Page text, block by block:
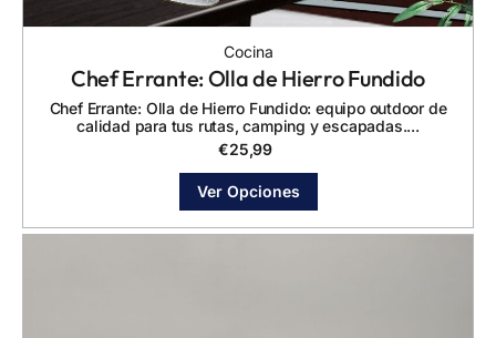
Cocina
Chef Errante: Olla de Hierro Fundido
Chef Errante: Olla de Hierro Fundido: equipo outdoor de
calidad para tus rutas, camping y escapadas....
€25,99
Ver Opciones